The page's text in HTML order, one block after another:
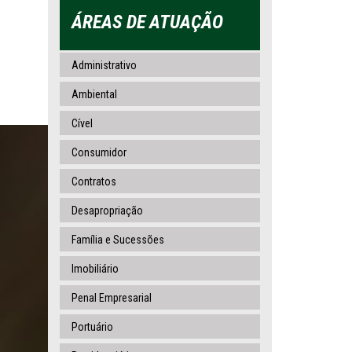
ÁREAS DE ATUAÇÃO
Administrativo
Ambiental
Cível
Consumidor
Contratos
Desapropriação
Família e Sucessões
Imobiliário
Penal Empresarial
Portuário